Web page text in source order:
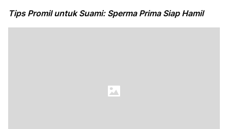
Tips Promil untuk Suami: Sperma Prima Siap Hamil